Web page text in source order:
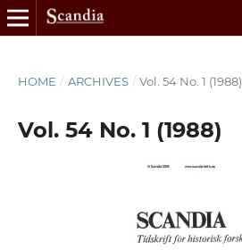
HOME / ARCHIVES / Vol. 54 No. 1 (1988)
Vol. 54 No. 1 (1988)